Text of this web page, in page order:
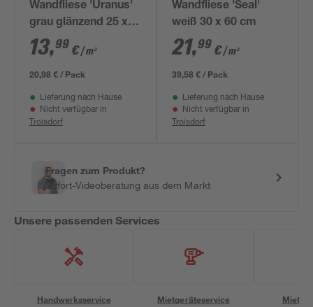
Wandfliese 'Uranus'
grau glänzend 25 x
33 cm
13,99 €/ m²
20,98 € / Pack
Lieferung nach Hause
Nicht verfügbar in
Troisdorf
Wandfliese 'Seal'
weiß 30 x 60 cm
21,99 €/ m²
39,58 € / Pack
Lieferung nach Hause
Nicht verfügbar in
Troisdorf
Fragen zum Produkt?
Sofort-Videoberatung aus dem Markt
Unsere passenden Services
Handwerksservice Mietgeräteservice